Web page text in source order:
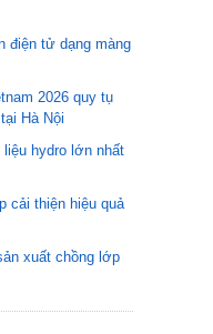
điện tử dạng màng
2026 quy tụ
Hà Nội
hydro lớn nhất
cải thiện hiệu quả
xuất chồng lớp